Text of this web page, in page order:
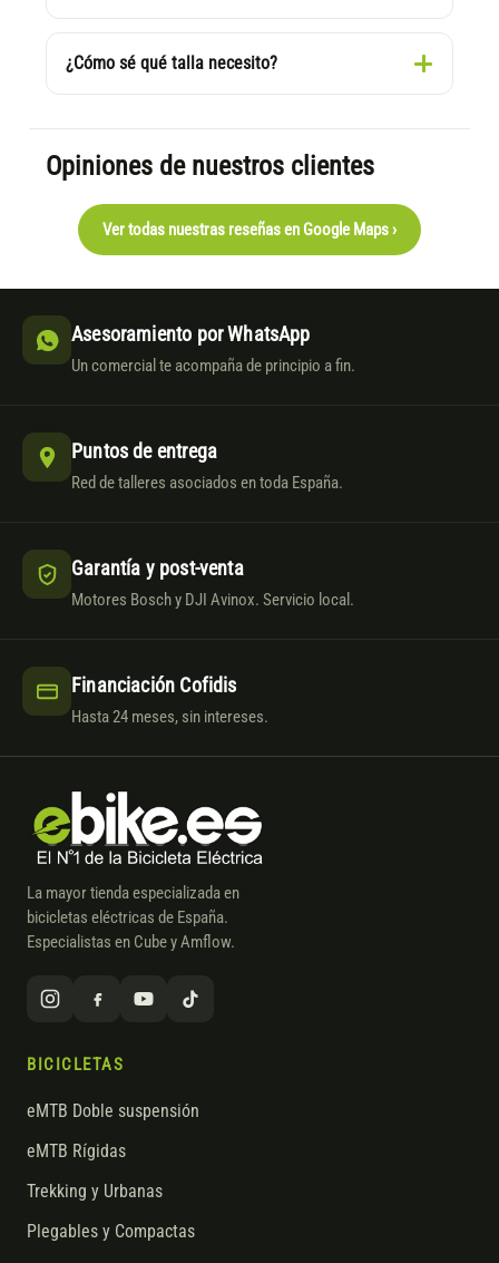
¿Cómo sé qué talla necesito?
Opiniones de nuestros clientes
Ver todas nuestras reseñas en Google Maps ›
Asesoramiento por WhatsApp
Un comercial te acompaña de principio a fin.
Puntos de entrega
Red de talleres asociados en toda España.
Garantía y post-venta
Motores Bosch y DJI Avinox. Servicio local.
Financiación Cofidis
Hasta 24 meses, sin intereses.
La mayor tienda especializada en
bicicletas eléctricas de España.
Especialistas en Cube y Amflow.
BICICLETAS
eMTB Doble suspensión
eMTB Rígidas
Trekking y Urbanas
Plegables y Compactas